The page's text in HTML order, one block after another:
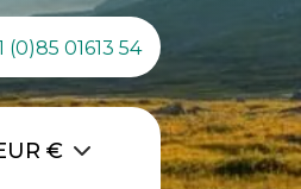
(0)85 01613 54
€